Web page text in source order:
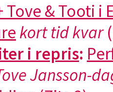
Tove & Tooti i
kort tid kvar
i repris:
Jansson-